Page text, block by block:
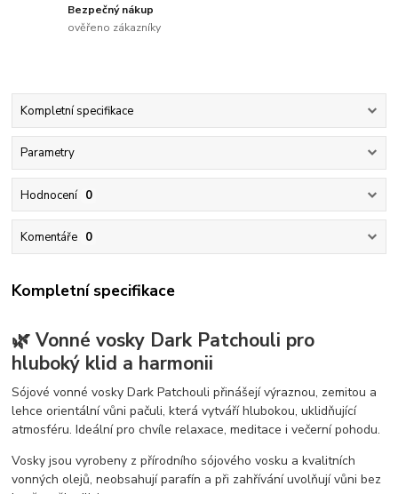
Bezpečný nákup
ověřeno zákazníky
Kompletní specifikace
Parametry
Hodnocení 0
Komentáře 0
Kompletní specifikace
🌿 Vonné vosky Dark Patchouli pro
hluboký klid a harmonii
Sójové vonné vosky Dark Patchouli přinášejí výraznou, zemitou a
lehce orientální vůni pačuli, která vytváří hlubokou, uklidňující
atmosféru. Ideální pro chvíle relaxace, meditace i večerní pohodu.
Vosky jsou vyrobeny z přírodního sójového vosku a kvalitních
vonných olejů, neobsahují parafín a při zahřívání uvolňují vůni bez